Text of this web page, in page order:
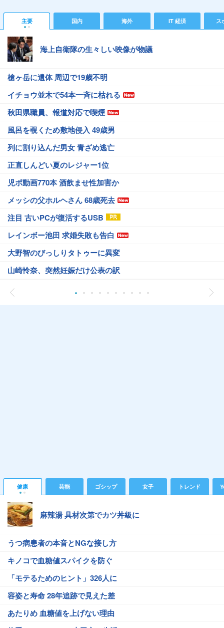
主要 国内 海外 IT 経済 ス
海上自衛隊の生々しい映像が物議
槍ヶ岳に遺体 周辺で19歳不明
イチョウ並木で54本一斉に枯れる
秋田県職員、報道対応で喫煙
風呂を覗くため敷地侵入 49歳男
列に割り込んだ男女 青ざめ逃亡
正直しんどい夏のレジャー1位
児ポ動画770本 酒飲ませ性加害か
メッシの父ホルヘさん 68歳死去
注目 古いPCが復活するUSB
レインボー池田 求婚失敗も告白
大野智のびっしりタトゥーに異変
山崎怜奈、突然妊娠だけ公表の訳
健康 芸能 ゴシップ 女子 トレンド
麻辣湯 具材次第でカツ丼級に
うつ病患者の本音とNGな接し方
キノコで血糖値スパイクを防ぐ
「モテるためのヒント」326人に
容姿と寿命 28年追跡で見えた差
あたりめ 血糖値を上げない理由